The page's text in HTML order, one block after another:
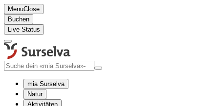
MenuClose
Buchen
Live Status
mia Surselva
Natur
Aktivitäten